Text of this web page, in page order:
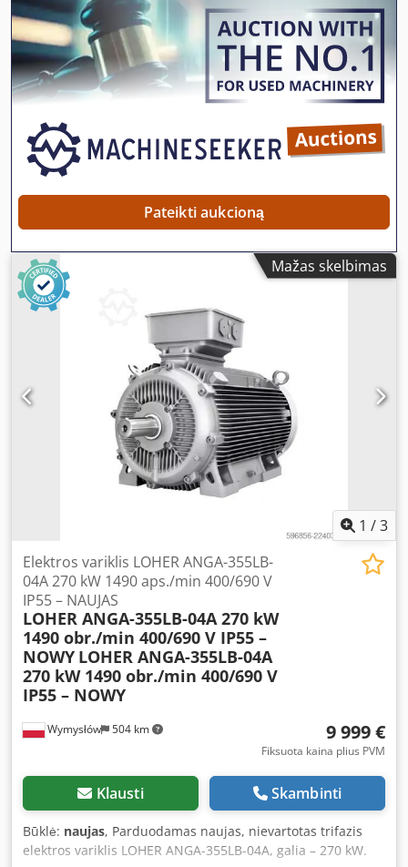
veikiantis, išbandytas ir paruoštas naudoti. Techninė būklė
labai gera, matomi normalūs naudojimo pėdsakai ir
nedideli korpuso įbrėžimai. Techniniai duomenys:
Gamintojas: SEW-EURODRIVE Reduktoriaus modelis:
WA20/T Variklio tipas: DR63M6/BR/TH Galia: 0,12 kW
0,57 A Variklio greitis: 900 aps./min. Dcedpfozn Ngaex Ag
Sek Išėjimo greitis: 15 aps./min. Sukimo momentas: 32 Nm
Perdavimo santykis: i = 60,00 Apsaugos klasė: IP54
Pateikti aukcioną
Mažas skelbimas
1 /3
Wymysłów 504 km
Elektros variklis LOHER ANGA-355LB-
04A 270 kW 1490 aps./min 400/690 V
IP55 – NAUJAS
LOHER ANGA-355LB-04A 270 kW
1490 obr./min 400/690 V IP55 –
NOWY LOHER ANGA-355LB-04A
270 kW 1490 obr./min 400/690 V
IP55 – NOWY
9 999 €
Fiksuota kaina plius PVM
Klausti Skambinti
Būklė: naujas, Parduodamas naujas, nievartotas trifazis
elektros variklis LOHER ANGA-355LB-04A, galia – 270 kW.